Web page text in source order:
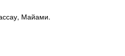
Майами.